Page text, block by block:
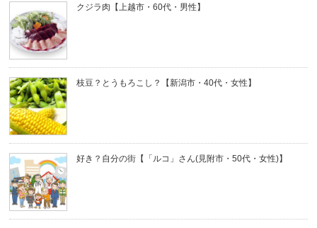
クジラ肉【上越市・60代・男性】
枝豆？とうもろこし？【新潟市・40代・女性】
好き？自分の街【「ルコ」さん(見附市・50代・女性)】